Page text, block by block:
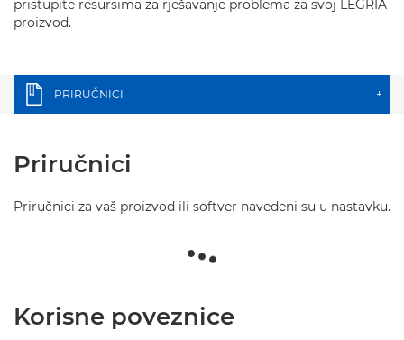
pristupite resursima za rješavanje problema za svoj LEGRIA
proizvod.
PRIRUČNICI +
Priručnici
Priručnici za vaš proizvod ili softver navedeni su u nastavku.
Korisne poveznice